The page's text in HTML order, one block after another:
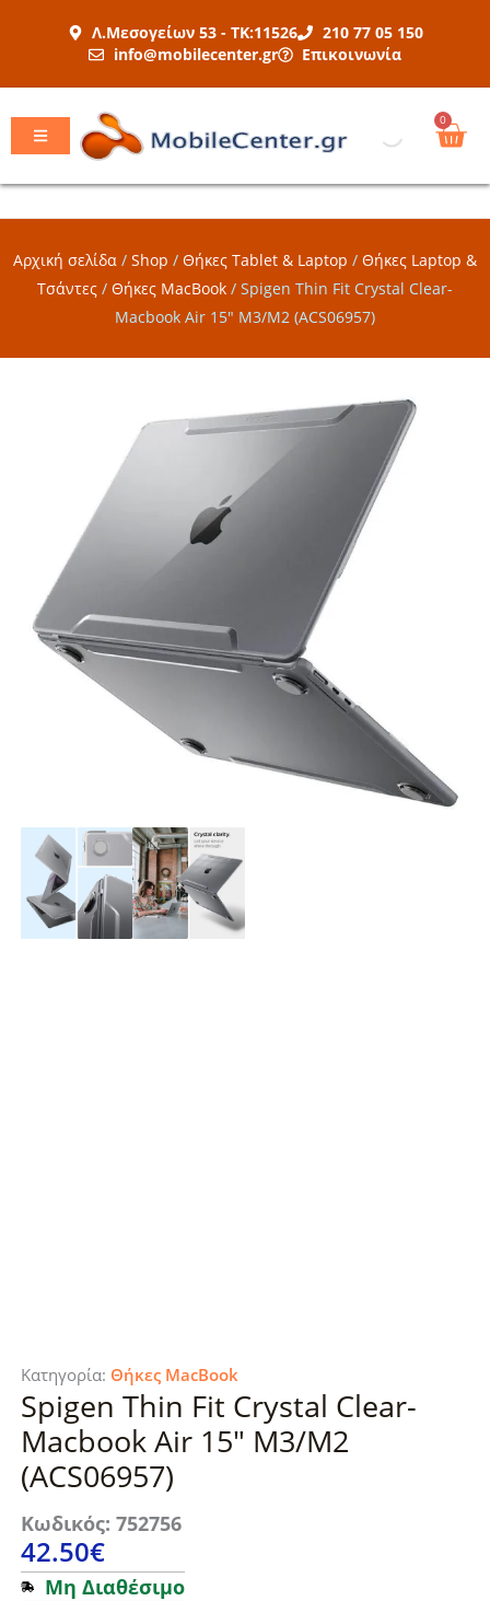
Λ.Μεσογείων 53 - ΤΚ:11526
210 77 05 150
info@mobilecenter.gr
Επικοινωνία
0
Αρχική σελίδα / Shop / Θήκες Tablet & Laptop / Θήκες Laptop &
Τσάντες / Θήκες MacBook / Spigen Thin Fit Crystal Clear-
Macbook Air 15″ M3/M2 (ACS06957)
Κατηγορία: Θήκες MacBook
Spigen Thin Fit Crystal Clear-
Macbook Air 15″ M3/M2
(ACS06957)
Κωδικός: 752756
42.50€
Μη Διαθέσιμο